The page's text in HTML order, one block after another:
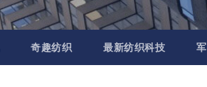
奇趣纺织 最新纺织科技